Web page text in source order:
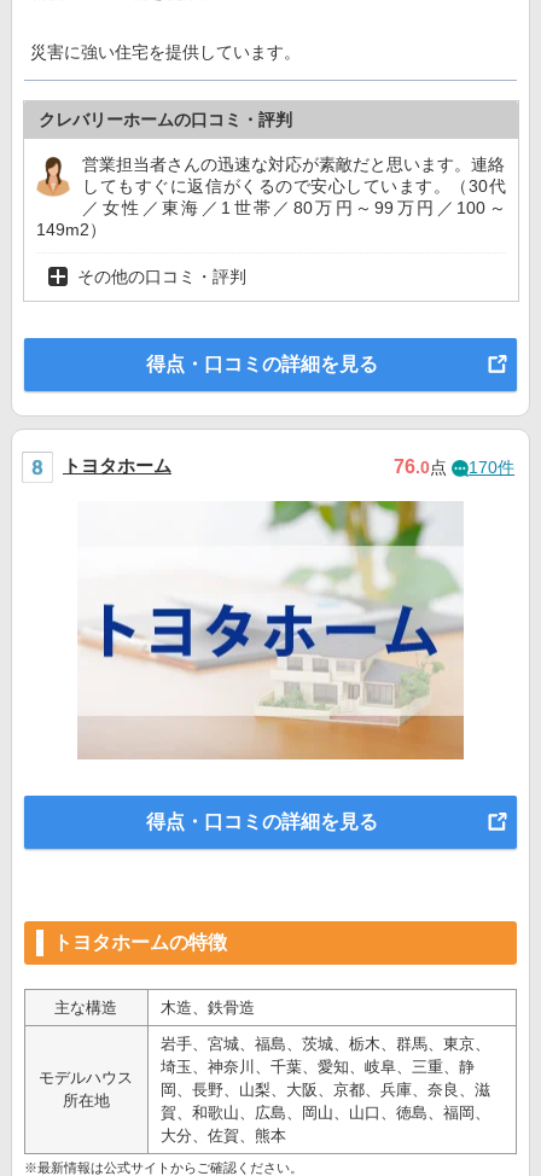
災害に強い住宅を提供しています。
クレバリーホームの口コミ・評判
営業担当者さんの迅速な対応が素敵だと思います。連絡
してもすぐに返信がくるので安心しています。（30代
／女性／東海／1世帯／80万円～99万円／100～
149m2）
その他の口コミ・評判
得点・口コミの詳細を見る
トヨタホーム 76.0点 170件
得点・口コミの詳細を見る
トヨタホームの特徴
主な構造 木造、鉄骨造
モデルハウス
所在地
岩手、宮城、福島、茨城、栃木、群馬、東京、
埼玉、神奈川、千葉、愛知、岐阜、三重、静
岡、長野、山梨、大阪、京都、兵庫、奈良、滋
賀、和歌山、広島、岡山、山口、徳島、福岡、
大分、佐賀、熊本
※最新情報は公式サイトからご確認ください。